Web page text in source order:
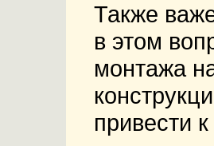
Также
в этом
монтажа
привести